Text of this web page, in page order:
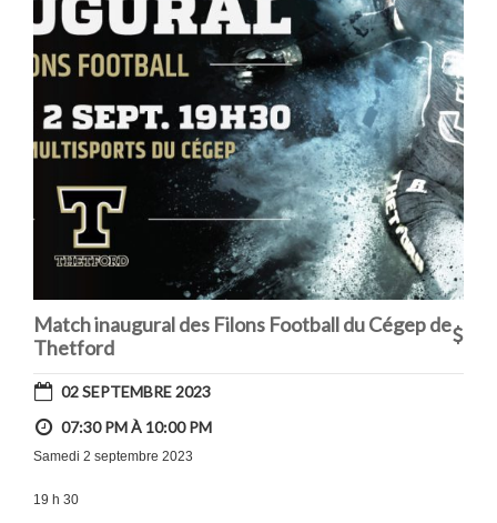
Match inaugural des Filons Football du Cégep de
Thetford
02 SEPTEMBRE 2023
07:30 PM À 10:00 PM
Samedi 2 septembre 2023
19 h 30